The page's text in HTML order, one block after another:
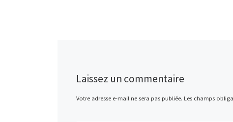
Laissez un commentaire
Votre adresse e-mail ne sera pas publiée. Les champs